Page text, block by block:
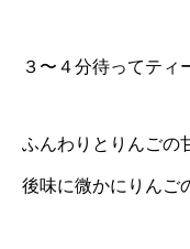
３〜４分待ってティ
ふんわりとりんごの
後味に微かにりんご